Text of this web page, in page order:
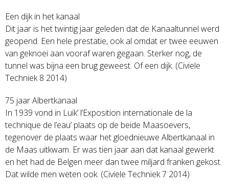
Een dijk in het kanaal
Dit jaar is het twintig jaar geleden dat de Kanaaltunnel werd
geopend. Een hele prestatie, ook al omdat er twee eeuwen
van geknoei aan vooraf waren gegaan. Sterker nog, de
tunnel was bijna een brug geweest. Of een dijk. (Civiele
Techniek 8 2014)
75 jaar Albertkanaal
In 1939 vond in Luik’ l’Exposition internationale de la
technique de l’eau’ plaats op de beide Maasoevers,
tegenover de plaats waar het gloednieuwe Albertkanaal in
de Maas uitkwam. Er was tien jaar aan dat kanaal gewerkt
en het had de Belgen meer dan twee miljard franken gekost.
Dat wilde men weten ook. (Civiele Techniek 7 2014)